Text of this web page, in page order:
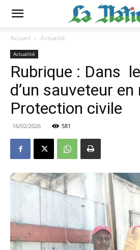
Accueil Actualité
Actualité
Rubrique : Dans
d’un sauveteur
Protection civile
16/02/2026 581